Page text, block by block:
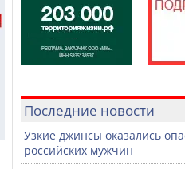
Последние новости
Узкие джинсы оказались
российских мужчин